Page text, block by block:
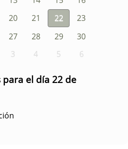
20 21 22
23
27 28 29
30
3 4 5 6
para el día 22 de